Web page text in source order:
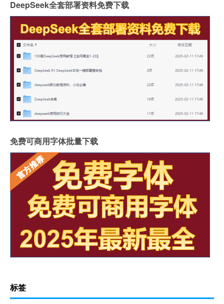
DeepSeek全套部署资料免费下载
免费可商用字体批量下载
标签